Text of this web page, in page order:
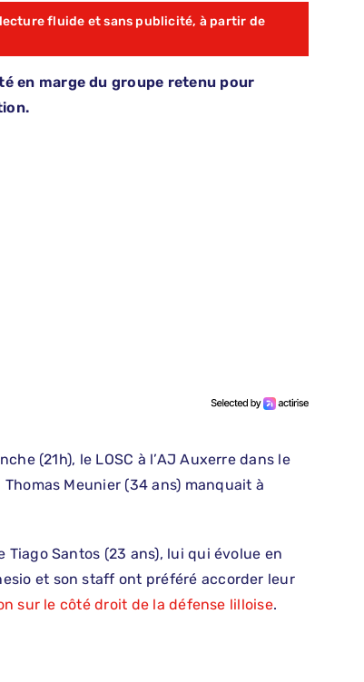
fluide et sans publicité, à partir de
en marge du groupe retenu pour
(21h), le LOSC à l’AJ Auxerre dans le
Meunier (34 ans) manquait à
Tiago Santos (23 ans), lui qui évolue en
et son staff ont préféré accorder leur
sur le côté droit de la défense lilloise.